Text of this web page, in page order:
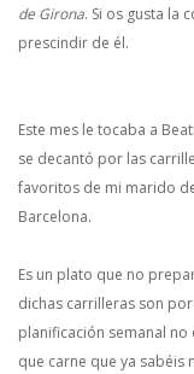
de Girona. Si os gusta la
prescindir de él.
Este mes le tocaba a
se decantó por las
favoritos de mi marido
Barcelona.
Es un plato que no
dichas carrilleras son
planificación semanal
que carne que ya sabéis